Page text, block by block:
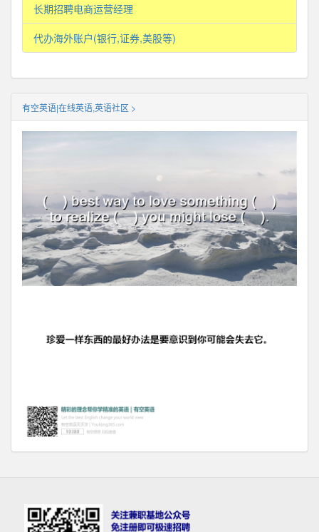
长期招聘电商运营经理
代办海外账户(银行,证券,美股等)
有空英语|在线英语,英语社区 >